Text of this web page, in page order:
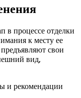
процессе отделки
к месту ее
свои
вид,